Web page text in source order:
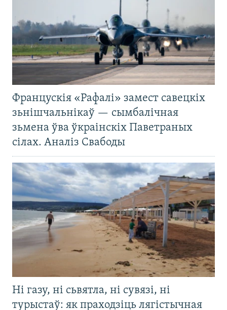
Францускія «Рафалі» замест савецкіх
зьнішчальнікаў — сымбалічная
зьмена ўва ўкраінскіх Паветраных
сілах. Аналіз Свабоды
Ні газу, ні сьвятла, ні сувязі, ні
турыстаў: як праходзіць лягістычная